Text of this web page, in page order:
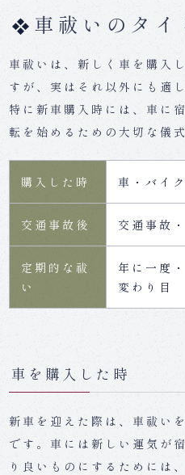
車祓いのタイ
車祓いは、新しく車を購入
すが、実はそれ以外にも適
特に新車購入時には、車に
転を始めるための大切な儀
購入した時 車・バイ
交通事故後 交通事故
定期的な祓
い
年に一度
変わり目
車を購入した時
新車を迎えた際は、車祓い
です。車には新しい運気が
り良いものにするためには